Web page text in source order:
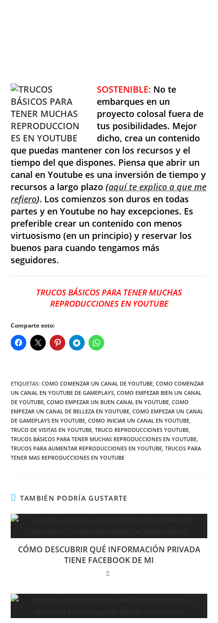
SOSTENIBLE: No te
embarques en un
proyecto colosal fuera de
tus posibilidades. Mejor
dicho, crea un contenido
que puedas mantener con los recursos y el
tiempo del que dispones. Piensa que abrir un
canal en Youtube es una inversión de tiempo y
recursos a largo plazo(aquí te explico a que me
refiero). Los comienzos son duros en todas
partes y en Youtube no hay excepciones. Es
preferible crear un contenido con menos
virtuosismo (en un principio) y reservar los
buenos para cuando tengamos más
seguidores.
TRUCOSBÁSICOS PARA TENER MUCHAS
REPRODUCCIONES EN YOUTUBE
Comparte esto:
ETIQUETAS:COMO COMENZAR UN CANAL DE YOUTUBE COMO COMENZAR
UN CANAL EN YOUTUBE DE GAMEPLAYS COMO EMPEZAR BIEN UN CANAL
DE YOUTUBE COMO EMPEZAR UN BUEN CANAL EN YOUTUBE COMO
EMPEZAR UN CANAL DE BELLEZA EN YOUTUBE COMO EMPEZAR UN CANAL
DE GAMEPLAYS EN YOUTUBE COMO INICIAR UN CANAL EN YOUTUBE
TRUCO DE VISITAS EN YOUTUBE TRUCO REPRODUCCIONES YOUTUBE
TRUCOS BÁSICOS PARA TENER MUCHAS REPRODUCCIONES EN YOUTUBE
TRUCOS PARA AUMENTAR REPRODUCCIONES EN YOUTUBE TRUCOS PARA
TENER MAS REPRODUCCIONES EN YOUTUBE
TAMBIÉN PODRÍA GUSTARTE
CÓMO DESCUBRIR QUÉ INFORMACIÓN PRIVADA
TIENE FACEBOOK DE MI